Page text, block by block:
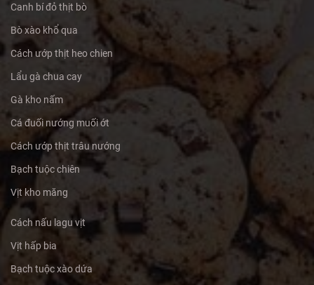
Canh bí đỏ thịt bò
Bò xào khổ qua
Cách ướp thịt heo chien
Lẩu gà chua cay
Gà kho nấm
Cá đuối nướng muối ớt
Cách ướp thịt trâu nướng
Bạch tuộc chiên
Vịt kho măng
Cách nấu lagu vịt
Vịt hấp bia
Bạch tuộc xào dứa